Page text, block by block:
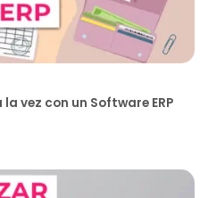
vez con un Software ERP